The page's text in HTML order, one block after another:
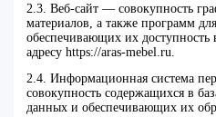
2.3. Веб-сайт — совокупность
материалов, а также программ
обеспечивающих их доступность
адресу https://aras-mebel.ru.
2.4. Информационная система
совокупность содержащихся в
данных и обеспечивающих их